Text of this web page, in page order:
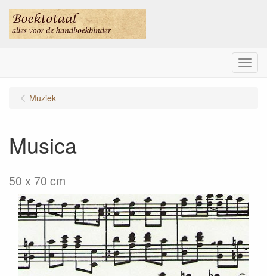
Menu
Muziek
Musica
50 x 70 cm